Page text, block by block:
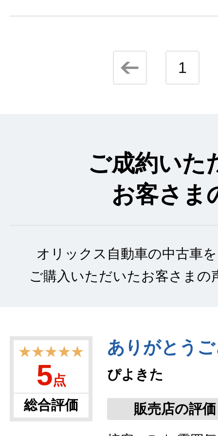
1
ご成約いた
お客さま
オリックス自動車の中古車
ご購入いただいたお客さまの
★★★★★
5点
総合評価
ありがとう
ぴよきた
販売店の評価